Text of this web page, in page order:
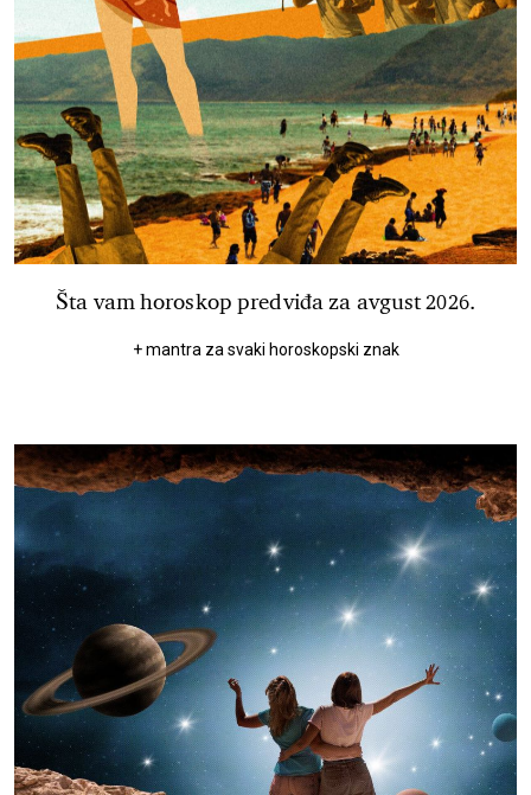
Šta vam horoskop predviđa za avgust 2026.
+ mantra za svaki horoskopski znak